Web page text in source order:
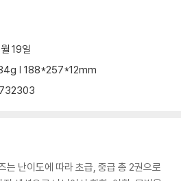
19일
| 188*257*12mm
난이도에 따라 초급, 중급 총 2권으로